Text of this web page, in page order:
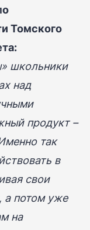
Томского
школьники
над
продукт –
так
в
свои
а потом уже
на